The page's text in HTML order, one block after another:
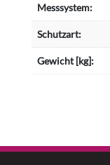
Messsystem:
Schutzart:
Gewicht [kg]: